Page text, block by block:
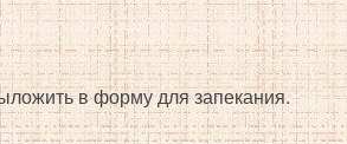
в форму для запекания.